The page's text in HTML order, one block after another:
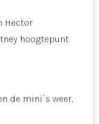
Hector
hoogtepunt
de mini`s weer,